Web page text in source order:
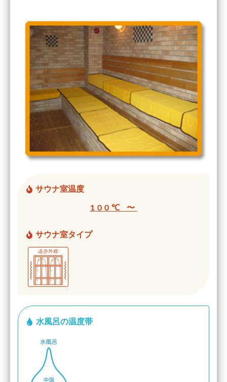
サウナ室温度
100℃ 〜
サウナ室タイプ
水風呂の温度帯